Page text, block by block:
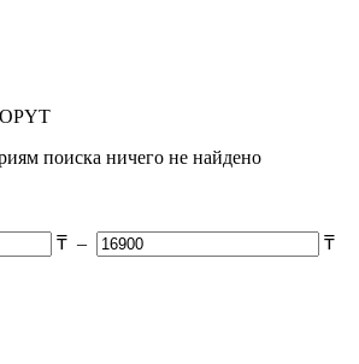
поиска ничего не найдено
₸ – ₸